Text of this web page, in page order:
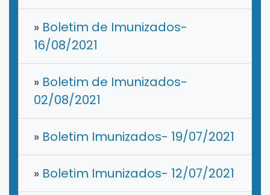
» Boletim de Imunizados-
16/08/2021
» Boletim de Imunizados-
02/08/2021
» Boletim Imunizados- 19/07/2021
» Boletim Imunizados- 12/07/2021